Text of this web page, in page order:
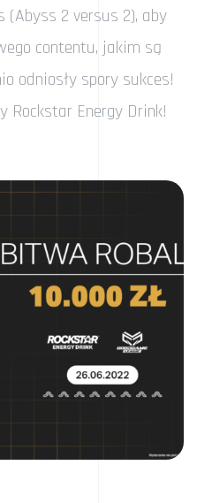
2 versus 2), aby
contentu, jakim są
odniosły spory sukces!
Energy Drink!